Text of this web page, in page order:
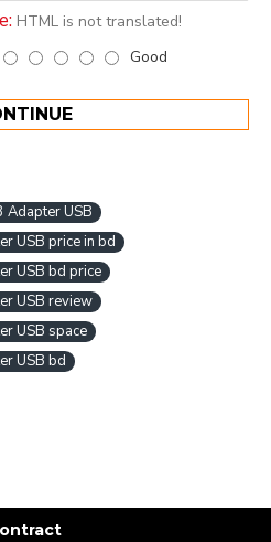
HTML is not translated!
Good
Adapter USB
USB price in bd
USB bd price
USB review
USB space
USB bd